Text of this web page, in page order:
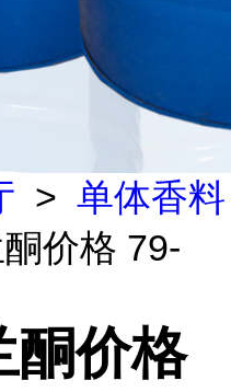
> 单体香料
价格 79-
酮价格